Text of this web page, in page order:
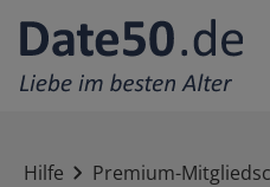
Hilfe Premium-